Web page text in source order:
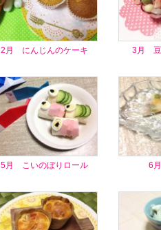
2月 にんじんのケーキ 3月 豆
5月 こいのぼりロール 6